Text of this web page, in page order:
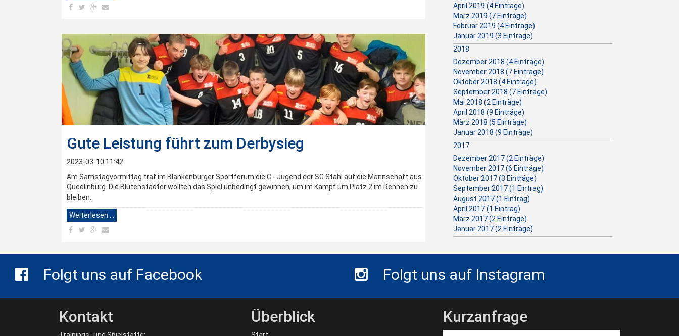
Gute Leistung führt zum Derbysieg
2023-03-10 11:42
Am Samstagvormittag traf im Blankenburger Sportforum die C - Jugend der SG Stahl auf die Mannschaft aus
Quedlinburg. Die Blütenstädter wollten das Spiel unbedingt gewinnen, um im Kampf um Platz 2 im Rennen zu
bleiben.
Weiterlesen …
April 2019 (4 Einträge)
März 2019 (7 Einträge)
Februar 2019 (4 Einträge)
Januar 2019 (3 Einträge)
2018
Dezember 2018 (4 Einträge)
November 2018 (7 Einträge)
Oktober 2018 (4 Einträge)
September 2018 (7 Einträge)
Mai 2018 (2 Einträge)
April 2018 (9 Einträge)
März 2018 (5 Einträge)
Januar 2018 (9 Einträge)
2017
Dezember 2017 (2 Einträge)
November 2017 (6 Einträge)
Oktober 2017 (3 Einträge)
September 2017 (1 Eintrag)
August 2017 (1 Eintrag)
April 2017 (1 Eintrag)
März 2017 (2 Einträge)
Januar 2017 (2 Einträge)
Folgt uns auf Facebook Folgt uns auf Instagram
Kontakt Überblick Kurzanfrage